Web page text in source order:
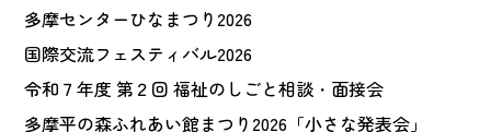
多摩センターひなまつり2026
国際交流フェスティバル2026
令和７年度 第２回 福祉のしごと相談・面接会
多摩平の森ふれあい館まつり2026「小さな発表会」